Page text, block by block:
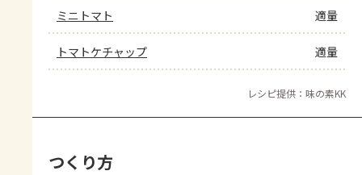
ミニトマト 適量
トマトケチャップ 適量
レシピ提供：味の素KK
つくり方